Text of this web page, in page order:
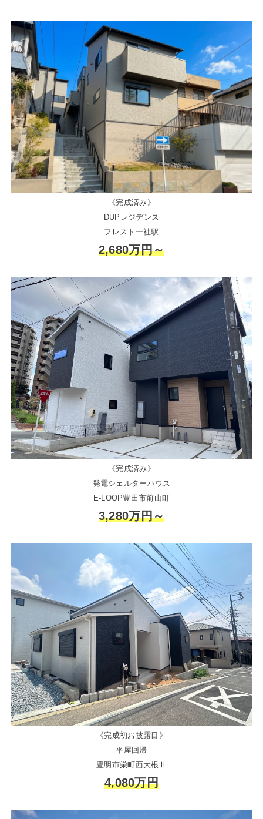
《完成済み》
DUPレジデンス
フレスト一社駅
2,680万円～
《完成済み》
発電シェルターハウス
E-LOOP豊田市前山町
3,280万円～
《完成初お披露目》
平屋回帰
豊明市栄町西大根Ⅱ
4,080万円